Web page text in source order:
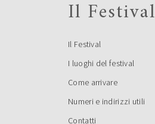
Il Festival
Il Festival
I luoghi del festival
Come arrivare
Numeri e indirizzi utili
Contatti